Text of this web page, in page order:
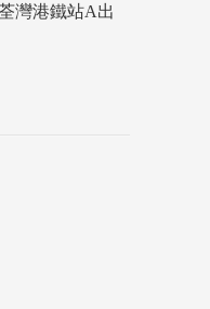
灣港鐵站A出